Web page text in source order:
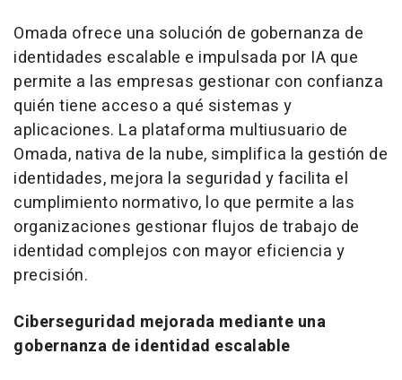
Omada ofrece una solución de gobernanza de
identidades escalable e impulsada por IA que
permite a las empresas gestionar con confianza
quién tiene acceso a qué sistemas y
aplicaciones. La plataforma multiusuario de
Omada, nativa de la nube, simplifica la gestión de
identidades, mejora la seguridad y facilita el
cumplimiento normativo, lo que permite a las
organizaciones gestionar flujos de trabajo de
identidad complejos con mayor eficiencia y
precisión.
Ciberseguridad mejorada mediante una
gobernanza de identidad escalable